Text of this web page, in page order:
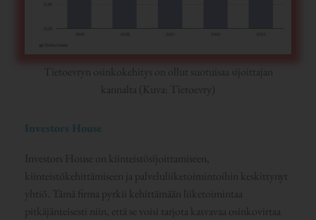
Tietoevryn osinkokehitys on ollut suotuisaa sijoittajan
kannalta (Kuva: Tietoevry)
Investors House
Investors House on kiinteistösijoittamiseen,
kiinteistökehittämiseen ja palveluliiketoimintoihin keskittynyt
yhtiö. Tämä firma pyrkii kehittämään liiketoimintaa
pitkäjänteisesti niin, että se voisi tarjota kasvavaa osinkovirtaa